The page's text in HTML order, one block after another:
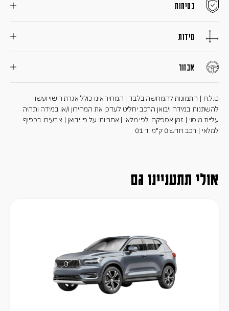
בטיחות
מידות
אבזור
ט.ל.ח | התמונות להמחשה בלבד | המחיר אינו כולל אגרת רישוי ועשוי
להשתנות במידה ויבואן הרכב יחליט לעדכן את המחירון ו/או במידה ותהיה
עליית מיסוי | זמן אספקה: לפי מלאי | אחריות: על פי יבואן | צבעים: בכפוף
למלאי | רכב חדש 0 ק"מ יד 01
אולי תתעניינו גם